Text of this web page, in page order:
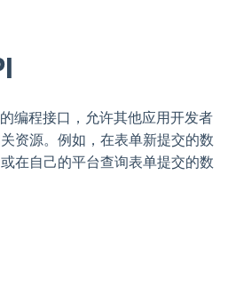
编程接口，允许其他应用开发者
资源。例如，在表单新提交的数
在自己的平台查询表单提交的数